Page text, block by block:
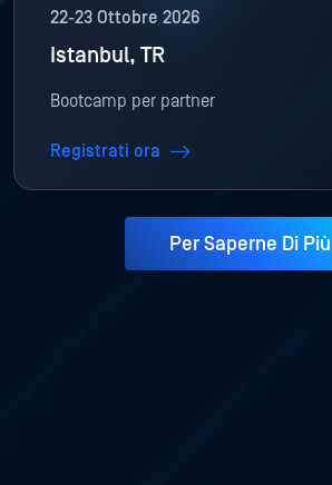
22-23 Ottobre 2026
Istanbul, TR
Bootcamp per partner
Registrati ora
Per Saperne Di Più